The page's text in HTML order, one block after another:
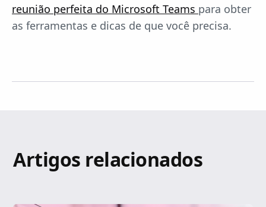
reunião perfeita do Microsoft Teams para obter
as ferramentas e dicas de que você precisa.
Artigos relacionados